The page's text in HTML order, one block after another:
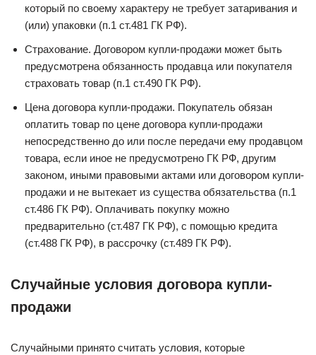
который по своему характеру не требует затаривания и
(или) упаковки (п.1 ст.481 ГК РФ).
Страхование. Договором купли-продажи может быть
предусмотрена обязанность продавца или покупателя
страховать товар (п.1 ст.490 ГК РФ).
Цена договора купли-продажи. Покупатель обязан
оплатить товар по цене договора купли-продажи
непосредственно до или после передачи ему продавцом
товара, если иное не предусмотрено ГК РФ, другим
законом, иными правовыми актами или договором купли-
продажи и не вытекает из существа обязательства (п.1
ст.486 ГК РФ). Оплачивать покупку можно
предварительно (ст.487 ГК РФ), с помощью кредита
(ст.488 ГК РФ), в рассрочку (ст.489 ГК РФ).
Случайные условия договора купли-
продажи
Случайными принято считать условия, которые